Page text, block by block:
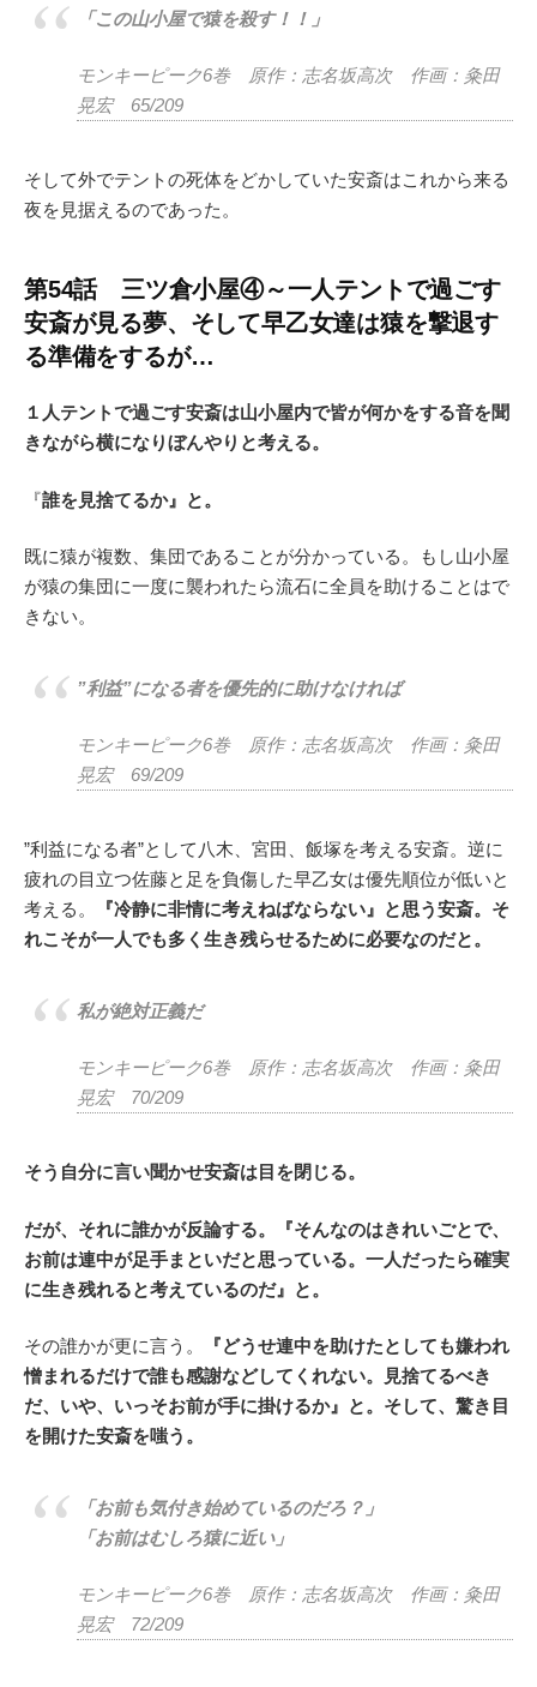
「この山小屋で猿を殺す！！」
モンキーピーク6巻 原作：志名坂高次 作画：粂田
晃宏 65/209
そして外でテントの死体をどかしていた安斎はこれから来る
夜を見据えるのであった。
第54話 三ツ倉小屋④～一人テントで過ごす
安斎が見る夢、そして早乙女達は猿を撃退す
る準備をするが…
１人テントで過ごす安斎は山小屋内で皆が何かをする音を聞
きながら横になりぼんやりと考える。
『誰を見捨てるか』と。
既に猿が複数、集団であることが分かっている。もし山小屋
が猿の集団に一度に襲われたら流石に全員を助けることはで
きない。
”利益”になる者を優先的に助けなければ
モンキーピーク6巻 原作：志名坂高次 作画：粂田
晃宏 69/209
”利益になる者”として八木、宮田、飯塚を考える安斎。逆に
疲れの目立つ佐藤と足を負傷した早乙女は優先順位が低いと
考える。
『冷静に非情に考えねばならない』と思う安斎。そ
れこそが一人でも多く生き残らせるために必要なのだと。
私が絶対正義だ
モンキーピーク6巻 原作：志名坂高次 作画：粂田
晃宏 70/209
そう自分に言い聞かせ安斎は目を閉じる。
だが、それに誰かが反論する。『そんなのはきれいごとで、
お前は連中が足手まといだと思っている。一人だったら確実
に生き残れると考えているのだ』と。
その誰かが更に言う。
『どうせ連中を助けたとしても嫌われ
憎まれるだけで誰も感謝などしてくれない。見捨てるべき
だ、いや、いっそお前が手に掛けるか』と。そして、驚き目
を開けた安斎を嗤う。
「お前も気付き始めているのだろ？」
「お前はむしろ猿に近い」
モンキーピーク6巻 原作：志名坂高次 作画：粂田
晃宏 72/209